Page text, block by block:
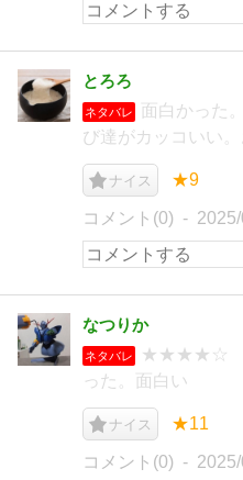
とろろ
ネタバレ
面白かった
び達がカッコいい
ナイス ★9
コメント(0) 2025/
なつりか
ネタバレ
★★★★☆ 後
った。面白い
ナイス ★11
コメント(0)